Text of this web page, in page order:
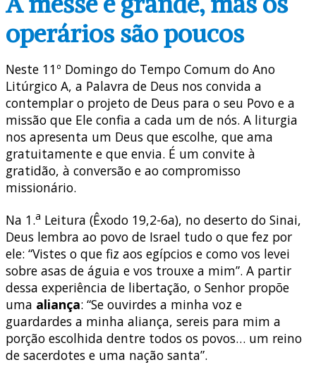
operários são poucos
Neste 11º Domingo do Tempo Comum do Ano
Litúrgico A, a Palavra de Deus nos convida a
contemplar o projeto de Deus para o seu Povo e a
missão que Ele confia a cada um de nós. A liturgia
nos apresenta um Deus que escolhe, que ama
gratuitamente e que envia. É um convite à
gratidão, à conversão e ao compromisso
missionário.
Na 1.a Leitura (Êxodo 19,2-6a), no deserto do Sinai,
Deus lembra ao povo de Israel tudo o que fez por
ele: “Vistes o que fiz aos egípcios e como vos levei
sobre asas de águia e vos trouxe a mim”. A partir
dessa experiência de libertação, o Senhor propõe
uma aliança: “Se ouvirdes a minha voz e
guardardes a minha aliança, sereis para mim a
porção escolhida dentre todos os povos… um reino
de sacerdotes e uma nação santa”.